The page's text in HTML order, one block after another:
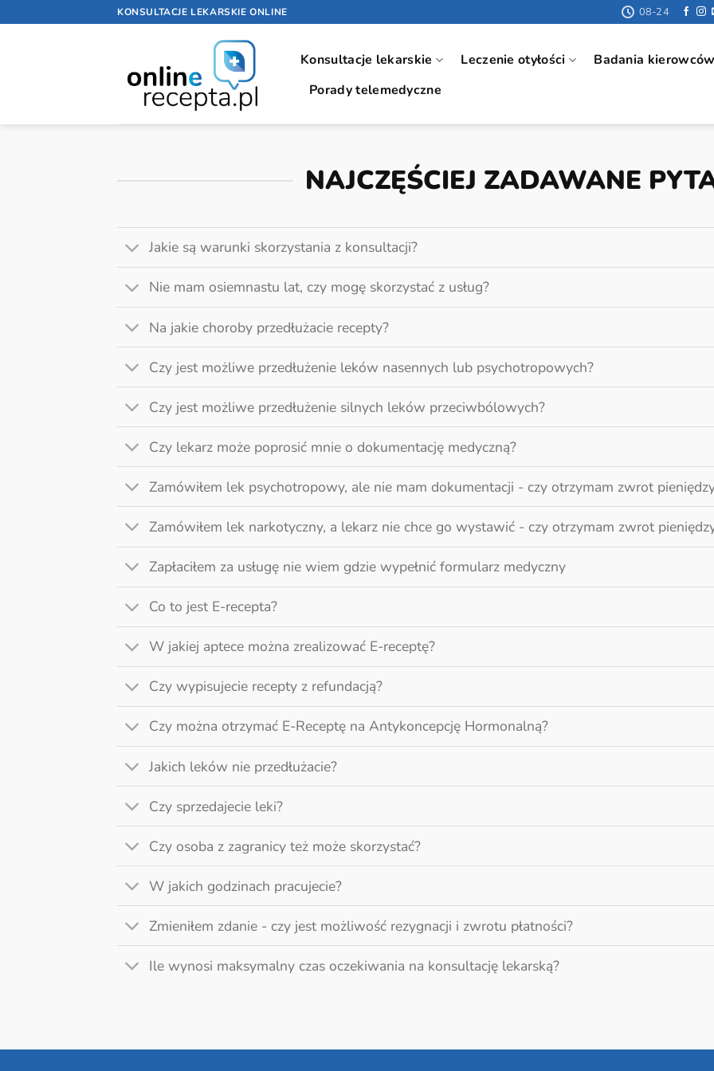
do
KONSULTACJE LEKARSKIE ONLINE 08-24
Konsultacje lekarskie Leczenie otyłości Badania kierowców
Porady telemedyczne
NAJCZĘŚCIEJ ZADAWANE
Jakie są warunki skorzystania z konsultacji?
Nie mam osiemnastu lat, czy mogę skorzystać z usług?
Na jakie choroby przedłużacie recepty?
Czy jest możliwe przedłużenie leków nasennych lub psychotropowych?
Czy jest możliwe przedłużenie silnych leków przeciwbólowych?
Czy lekarz może poprosić mnie o dokumentację medyczną?
Zamówiłem lek psychotropowy, ale nie mam dokumentacji - czy otrzymam zwrot
Zamówiłem lek narkotyczny, a lekarz nie chce go wystawić - czy otrzymam zwrot
Zapłaciłem za usługę nie wiem gdzie wypełnić formularz medyczny
Co to jest E-recepta?
W jakiej aptece można zrealizować E-receptę?
Czy wypisujecie recepty z refundacją?
Czy można otrzymać E-Receptę na Antykoncepcję Hormonalną?
Jakich leków nie przedłużacie?
Czy sprzedajecie leki?
Czy osoba z zagranicy też może skorzystać?
W jakich godzinach pracujecie?
Zmieniłem zdanie - czy jest możliwość rezygnacji i zwrotu płatności?
Ile wynosi maksymalny czas oczekiwania na konsultację lekarską?